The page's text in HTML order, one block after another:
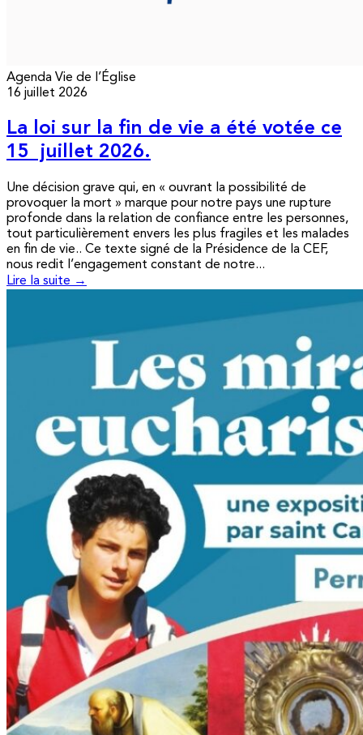
Agenda Vie de l’Église
16 juillet 2026
La loi sur la fin de vie a été votée ce
15 juillet 2026.
Une décision grave qui, en « ouvrant la possibilité de
provoquer la mort » marque pour notre pays une rupture
profonde dans la relation de confiance entre les personnes,
tout particulièrement envers les plus fragiles et les malades
en fin de vie.. Ce texte signé de la Présidence de la CEF,
nous redit l’engagement constant de notre...
Lire la suite →